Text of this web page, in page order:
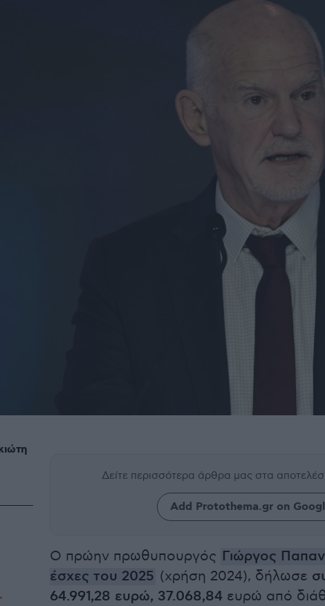
Δείτε περισσότερα άρθρα μας στα
Add Protothema.gr on
Ο πρώην πρωθυπουργός Γιώργος
έσχες του 2025 (χρήση 2024), δήλωσε
64.991,28 ευρώ, 37.068,84 ευρώ από